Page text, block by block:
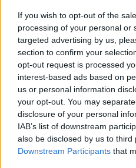
If you wish to opt-out of the
processing of your personal or
targeted advertising by us,
section to confirm your
opt-out request is processed
interest-based ads based on
us or personal information
your opt-out. You may
disclosure of your personal
IAB’s list of downstream
also be disclosed by us to third
Downstream Participants that